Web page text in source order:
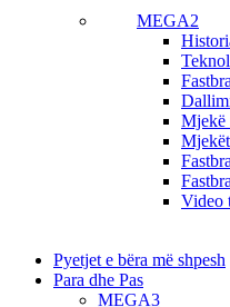
MEGA2
Mjekë
Video
Pyetjet e bëra më shpesh
Para dhe Pas
MEGA3